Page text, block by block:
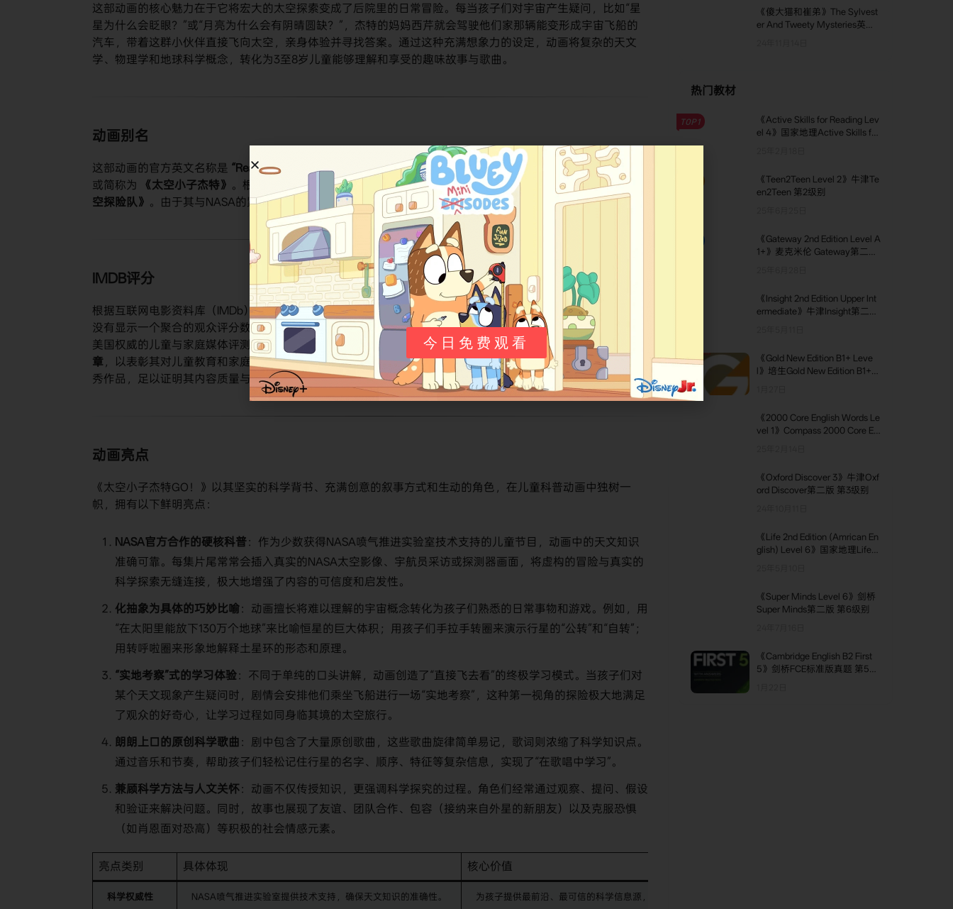
这部动画的核心魅力在于它将宏大的太空探索变成了后院里的日常冒险。每当孩子们对宇宙产生疑问，比如“星
星为什么会眨眼？”或“月亮为什么会有阴晴圆缺？”，杰特的妈妈西芹就会驾驶他们家那辆能变形成宇宙飞船的
汽车，带着这群小伙伴直接飞向太空，亲身体验并寻找答案。通过这种充满想象力的设定，动画将复杂的天文
学、物理学和地球科学概念，转化为3至8岁儿童能够理解和享受的趣味故事与歌曲。
动画别名
这部动画的官方英文名称是 “Ready Jet Go!” 。在中文语境下，最通用且官方的译名是 《太空小子杰特GO！》
或简称为
《太空小子杰特》 。根据其英文名称的直译和内容主题，也常被称作《杰特，准备，出发！》​ 或《太
空探险队》 。由于其与NASA的紧密合作，在科普教育领域，它也被誉为“NASA官方合作儿童天文动画”。
IMDB评分
根据互联网电影资料库（IMDb）的官方页面信息，《太空小子杰特GO！》拥有其专属的剧集页面。虽然页面上
没有显示一个聚合的观众评分数字，但该系列获得了来自教育界和家庭观众的高度认可。更值得一提的是，它被
美国权威的儿童与家庭媒体评测机构
“常识媒体”（Common Sense Media）授予了“Common Sense Seal”认证印
章 ，以表彰其对儿童教育和家庭娱乐的卓越贡献。这一荣誉此前也曾授予像《寻梦环游记》（Coco）这样的优
秀作品，足以证明其内容质量与教育价值获得了专业机构的肯定。
动画亮点
《太空小子杰特GO！》以其坚实的科学背书、充满创意的叙事方式和生动的角色，在儿童科普动画中独树一
帜，拥有以下鲜明亮点：
NASA官方合作的硬核科普：作为少数获得NASA喷气推进实验室技术支持的儿童节目，动画中的天文知识
准确可靠。每集片尾常常会插入真实的NASA太空影像、宇航员采访或探测器画面，将虚构的冒险与真实的
科学探索无缝连接，极大地增强了内容的可信度和启发性。
化抽象为具体的巧妙比喻：动画擅长将难以理解的宇宙概念转化为孩子们熟悉的日常事物和游戏。例如，用
“在太阳里能放下130万个地球”来比喻恒星的巨大体积；用孩子们手拉手转圈来演示行星的“公转”和“自转”；
用转呼啦圈来形象地解释土星环的形态和原理。
“实地考察”式的学习体验：不同于单纯的口头讲解，动画创造了“直接飞去看”的终极学习模式。当孩子们对
某个天文现象产生疑问时，剧情会安排他们乘坐飞船进行一场“实地考察”，这种第一视角的探险极大地满足
了观众的好奇心，让学习过程如同身临其境的太空旅行。
朗朗上口的原创科学歌曲 ：剧中包含了大量原创歌曲，这些歌曲旋律简单易记，歌词则浓缩了科学知识点。
通过音乐和节奏，帮助孩子们轻松记住行星的名字、顺序、特征等复杂信息，实现了“在歌唱中学习”。
兼顾科学方法与人文关怀：动画不仅传授知识，更强调科学探究的过程。角色们经常通过观察、提问、假设
和验证来解决问题。同时，故事也展现了友谊、团队合作、包容（接纳来自外星的新朋友）以及克服恐惧
（如肖恩面对恐高）等积极的社会情感元素。
亮点类别 具体体现 核心价值
科学权威性 NASA喷气推进实验室提供技术支持，确保天文知识的准确性。 为孩子提供最前沿、最可信的科学信息源，培养严谨的科学态度。
《傻大猫和崔弟》The Sylvest
er And Tweety Mysteries英文
热门教材
TOP1
《Active Skills for Reading Lev
el 4》国家地理Active Skills for
《Teen2Teen Level 2》牛津Te
en2Teen 第2级别
《Gateway 2nd Edition Level A
1+》麦克米伦 Gateway第二版
《Insight 2nd Edition Upper Int
ermediate》牛津Insight第二版
《Gold New Edition B1+ Leve
l》培生Gold New Edition B1+级
《2000 Core English Words Le
vel 1》Compass 2000 Core En
《Oxford Discover 3》牛津Oxf
ord Discover第二版 第3级别
《Life 2nd Edition (Amrican En
glish) Level 6》国家地理Life美
《Super Minds Level 6》剑桥
Super Minds第二版 第6级别
《Cambridge English B2 First
5》剑桥FCE标准版真题 第5级
今日免费观看